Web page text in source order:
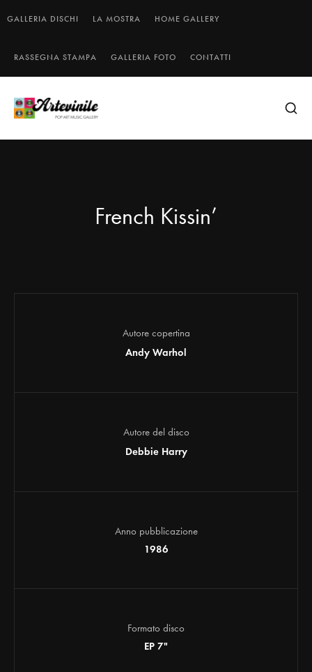
GALLERIA DISCHI LA MOSTRA HOME GALLERY
RASSEGNA STAMPA GALLERIA FOTO CONTATTI
French Kissin’
Autore copertina
Andy Warhol
Autore del disco
Debbie Harry
Anno pubblicazione
1986
Formato disco
EP 7"